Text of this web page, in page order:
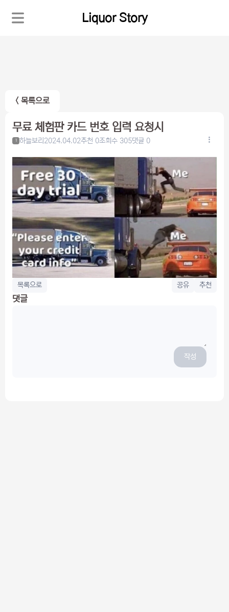
Liquor Story
< 목록으로
무료 체험판 카드 번호 입력 요청시
1 하늘보리 2024.04.02추천 0조회수 305댓글 0
목록으로 공유 추천
댓글
작성